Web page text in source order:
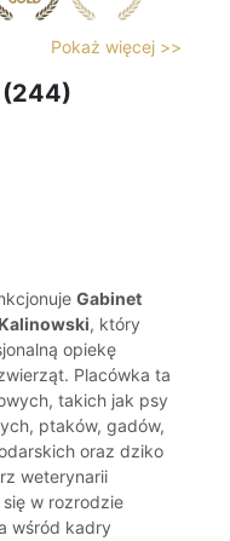
Pokaż więcej >>
(244)
Gabinet
, który
opiekę
Placówka ta
takich jak psy
ptaków, gadów,
oraz dziko
weterynarii
w rozrodzie
wśród kadry